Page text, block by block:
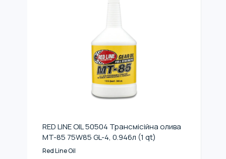
RED LINE OIL 50504 Трансмісійна олива
MT-85 75W85 GL-4, 0.946л (1 qt)
Red Line Oil